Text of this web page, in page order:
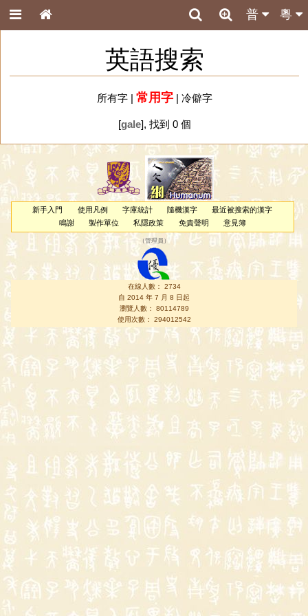
粵
普
英語搜索
所有字| 常用字| 冷僻字
[gale], 找到 0 個
新手入門 使用凡例 字庫統計 隨機漢字
最近被搜索的漢字
鳴謝
製作單位 私隱政策 免責聲明 意見簿
（管理員 ）
在線人數： 2734
自 2014 年 7 月 8 日起
瀏覽人數： 80114789
使用次數： 294012542